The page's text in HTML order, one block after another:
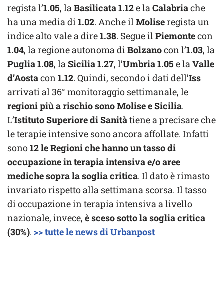
regista l’1.05, la Basilicata1.12e la Calabriache
ha una media di 1.02. Anche il Moliseregista un
indice alto vale a dire1.38. Segue il Piemontecon
1.04, la regione autonoma di Bolzanocon l’1.03, la
Puglia1.08, la Sicilia1.27, l’Umbria1.05 e la Valle
d’Aostacon 1.12. Quindi, secondo i dati dell’Iss
arrivati al 36° monitoraggio settimanale, le
regioni più a rischio sono Molise e Sicilia.
L’Istituto Superiore di Sanitàtiene a precisare che
le terapie intensive sono ancora affollate. Infatti
sono12 le Regioni che hanno un tasso di
occupazione in terapia intensiva e/o aree
mediche sopra la soglia critica. Il dato è rimasto
invariato rispetto alla settimana scorsa. Il tasso
di occupazione in terapia intensiva a livello
nazionale, invece, è sceso sotto la soglia critica
(30%). >> tutte le news di Urbanpost